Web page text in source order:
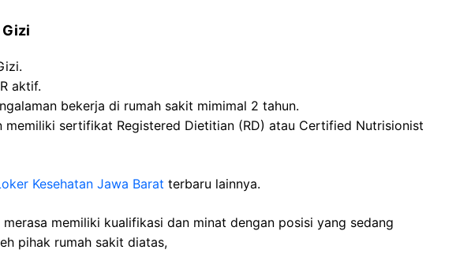
aktif.
bekerja di rumah sakit mimimal 2 tahun.
memiliki sertifikat Registered Dietitian (RD) atau Certified Nutrisionist
Kesehatan Jawa Barat terbaru lainnya.
memiliki kualifikasi dan minat dengan posisi yang sedang
pihak rumah sakit diatas,